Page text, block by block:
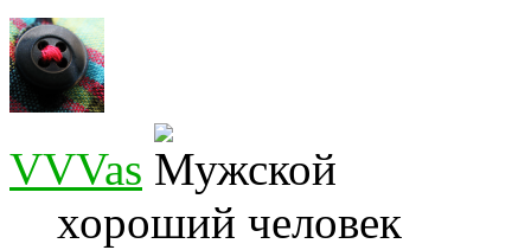
VVVas
хороший человек